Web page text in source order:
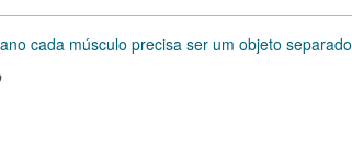
cada músculo precisa ser um objeto separado